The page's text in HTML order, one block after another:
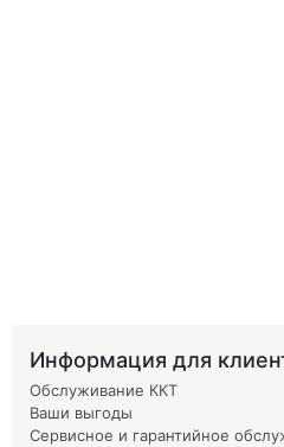
Информация для
Обслуживание ККТ
Ваши выгоды
Сервисное и гарантийное